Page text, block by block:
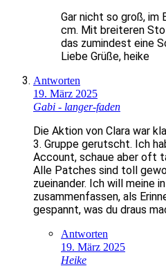
Gar nicht so groß, im
cm. Mit breiteren
das zumindest eine
Liebe Grüße, heike
Antworten
19. März 2025
Gabi - langer-faden
Die Aktion von Clara war
3. Gruppe gerutscht. Ich
Account, schaue aber oft
Alle Patches sind toll
zueinander. Ich will meine
zusammenfassen, als
gespannt, was du draus
Antworten
19. März 2025
Heike